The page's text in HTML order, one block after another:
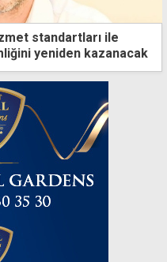
standartları ile
yeniden kazanacak